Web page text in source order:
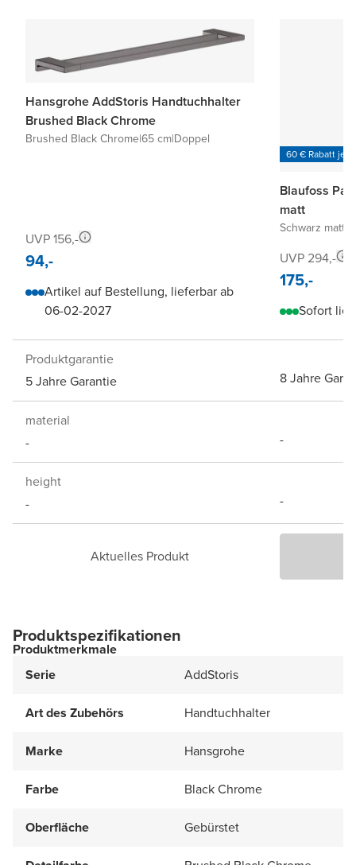
Hansgrohe AddStoris Handtuchhalter
Brushed Black Chrome
Brushed Black Chrome|65 cm|Doppel
UVP 156,-
94,-
Artikel auf Bestellung, lieferbar ab
06-02-2027
60 € Rabatt je
Blaufoss
matt
Schwarz matt
UVP 294,-
175,-
Sofort
Produktgarantie
5 Jahre Garantie
8 Jahre
material
-
-
height
-
-
Aktuelles Produkt
Produktspezifikationen
Produktmerkmale
Serie
AddStoris
Art des Zubehörs Handtuchhalter
Marke Hansgrohe
Farbe Black Chrome
Oberfläche Gebürstet